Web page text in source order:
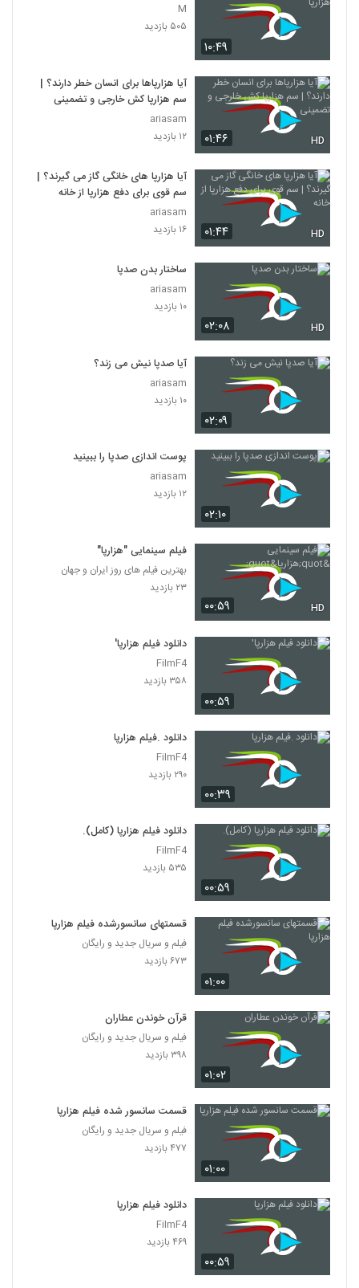
۱۰:۴۹
M
۵۰۵ بازدید
۰۱:۴۶ HD
آیا هزارپاها برای انسان خطر دارند؟ |
سم هزارپا کش خارجی و تضمینی
ariasam
۱۲ بازدید
۰۱:۴۴ HD
آیا هزارپا های خانگی گاز می گیرند؟ |
سم قوی برای دفع هزارپا از خانه
ariasam
۱۶ بازدید
۰۲:۰۸ HD
ساختار بدن صدپا
ariasam
۱۰ بازدید
۰۲:۰۹
آیا صدپا نیش می زند؟
ariasam
۱۰ بازدید
۰۲:۱۰
پوست اندازی صدپا را ببینید
ariasam
۱۲ بازدید
۰۰:۵۹ HD
فیلم سینمایی "هزارپا"
بهترین فیلم های روز ایران و جهان
۲۳ بازدید
۰۰:۵۹
دانلود فیلم هزارپا'
FilmF4
۳۵۸ بازدید
۰۰:۳۹
دانلود .فیلم هزارپا
FilmF4
۲۹۰ بازدید
۰۰:۵۹
دانلود فیلم هزارپا (کامل).
FilmF4
۵۳۵ بازدید
۰۱:۰۰
قسمتهای سانسورشده فیلم هزارپا
فیلم و سریال جدید و رایگان
۶۷۳ بازدید
۰۱:۰۲
قرآن خوندن عطاران
فیلم و سریال جدید و رایگان
۳۹۸ بازدید
۰۱:۰۰
قسمت سانسور شده فیلم هزارپا
فیلم و سریال جدید و رایگان
۴۷۷ بازدید
۰۰:۵۹
دانلود فیلم هزارپا
FilmF4
۴۶۹ بازدید